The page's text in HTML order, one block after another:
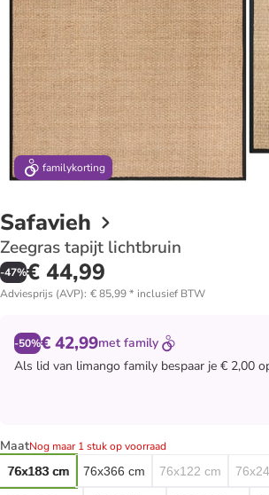
familykorting
Safavieh
Zeegras tapijt lichtbruin
-47%€ 44,99
Adviesprijs (AVP): € 85,99* inclusief BTW
-50%€ 42,99met family
Als lid van limango family bespaar je € 2,00
MaatNog maar 1 stuk op voorraad
76x183 cm
76x366 cm 76x122 cm